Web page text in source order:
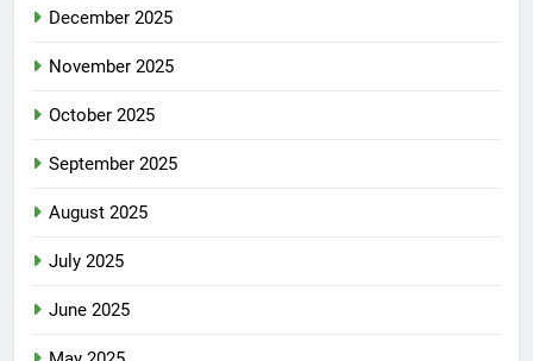
December 2025
November 2025
October 2025
September 2025
August 2025
July 2025
June 2025